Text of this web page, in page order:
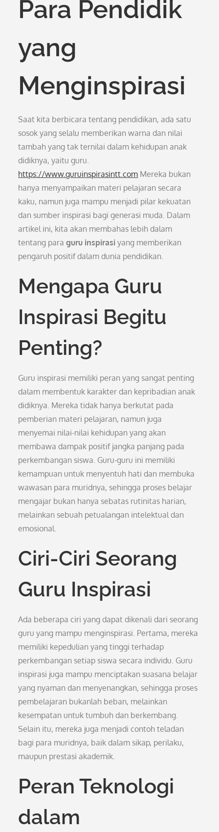
Para Pendidik
yang
Menginspirasi
Saat kita berbicara tentang pendidikan, ada satu
sosok yang selalu memberikan warna dan nilai
tambah yang tak ternilai dalam kehidupan anak
didiknya, yaitu guru.
https://www.guruinspirasintt.com Mereka bukan
hanya menyampaikan materi pelajaran secara
kaku, namun juga mampu menjadi pilar kekuatan
dan sumber inspirasi bagi generasi muda. Dalam
artikel ini, kita akan membahas lebih dalam
tentang paraguru inspirasi yang memberikan
pengaruh positif dalam dunia pendidikan.
Mengapa Guru
Inspirasi Begitu
Penting?
Guru inspirasi memiliki peran yang sangat penting
dalam membentuk karakter dan kepribadian anak
didiknya. Mereka tidak hanya berkutat pada
pemberian materi pelajaran, namun juga
menyemai nilai-nilai kehidupan yang akan
membawa dampak positif jangka panjang pada
perkembangan siswa. Guru-guru ini memiliki
kemampuan untuk menyentuh hati dan membuka
wawasan para muridnya, sehingga proses belajar
mengajar bukan hanya sebatas rutinitas harian,
melainkan sebuah petualangan intelektual dan
emosional.
Ciri-Ciri Seorang
Guru Inspirasi
Ada beberapa ciri yang dapat dikenali dari seorang
guru yang mampu menginspirasi. Pertama, mereka
memiliki kepedulian yang tinggi terhadap
perkembangan setiap siswa secara individu. Guru
inspirasi juga mampu menciptakan suasana belajar
yang nyaman dan menyenangkan, sehingga proses
pembelajaran bukanlah beban, melainkan
kesempatan untuk tumbuh dan berkembang.
Selain itu, mereka juga menjadi contoh teladan
bagi para muridnya, baik dalam sikap, perilaku,
maupun prestasi akademik.
Peran Teknologi
dalam